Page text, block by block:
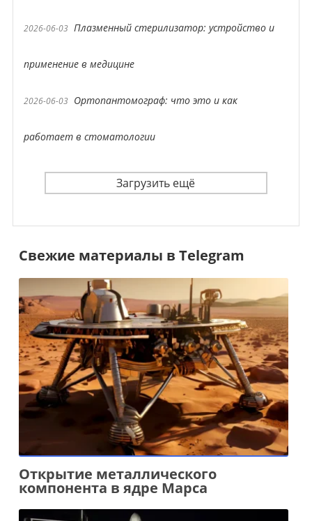
2026-06-03 Плазменный стерилизатор: устройство и
применение в медицине
2026-06-03 Ортопантомограф: что это и как
работает в стоматологии
Загрузить ещё
Свежие материалы в Telegram
Открытие металлического
компонента в ядре Марса